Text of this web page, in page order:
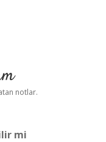
notlar.
mi